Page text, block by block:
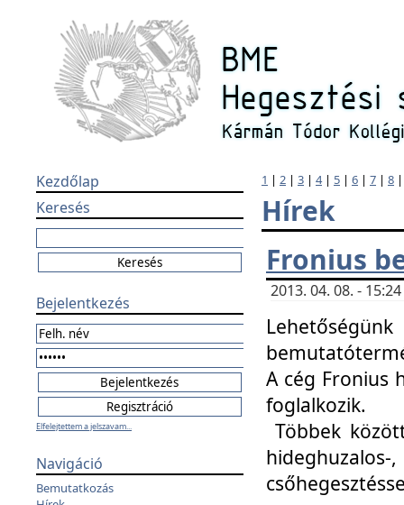
Kezdőlap
Keresés
Bejelentkezés
Elfelejtettem a jelszavam...
Navigáció
Bemutatkozás
1 | 2 | 3 | 4| 5 | 6 | 7 | 8
Hírek
Fronius
2013. 04. 08. -
A cég Fronius
foglalkozik.
Többek